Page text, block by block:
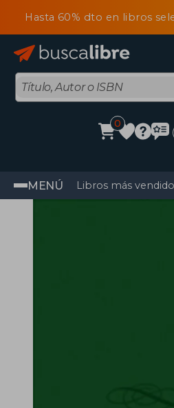
Hasta 60% dto en libros
0
MENÚ Libros más